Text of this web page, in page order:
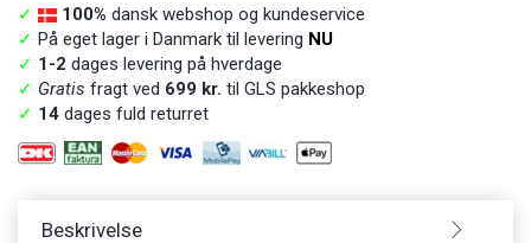
✓ 100% dansk webshop og kundeservice
✓ På eget lager i Danmark til levering NU
✓ 1-2 dages levering på hverdage
✓ Gratis fragt ved 699 kr. til GLS pakkeshop
✓ 14 dages fuld returret
Beskrivelse